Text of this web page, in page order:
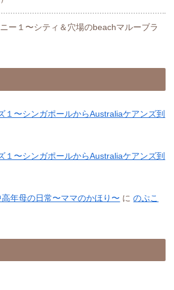
ー１〜シティ＆穴場のbeachマルーブラ
１〜シンガポールからAustraliaケアンズ到
１〜シンガポールからAustraliaケアンズ到
高年母の日常〜ママのかほり〜 にのぷこ